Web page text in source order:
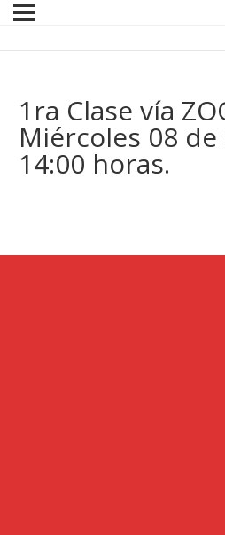
1ra Clase vía
Miércoles 08
14:00 horas.